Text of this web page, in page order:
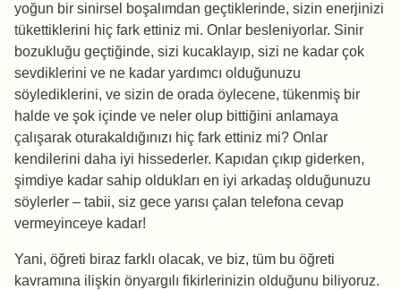
yoğun bir sinirsel boşalımdan geçtiklerinde, sizin enerjinizi
tükettiklerini hiç fark ettiniz mi. Onlar besleniyorlar. Sinir
bozukluğu geçtiğinde, sizi kucaklayıp, sizi ne kadar çok
sevdiklerini ve ne kadar yardımcı olduğunuzu
söylediklerini, ve sizin de orada öylecene, tükenmiş bir
halde ve şok içinde ve neler olup bittiğini anlamaya
çalışarak oturakaldığınızı hiç fark ettiniz mi? Onlar
kendilerini daha iyi hissederler. Kapıdan çıkıp giderken,
şimdiye kadar sahip oldukları en iyi arkadaş olduğunuzu
söylerler – tabii, siz gece yarısı çalan telefona cevap
vermeyinceye kadar!
Yani, öğreti biraz farklı olacak, ve biz, tüm bu öğreti
kavramına ilişkin önyargılı fikirlerinizin olduğunu biliyoruz.